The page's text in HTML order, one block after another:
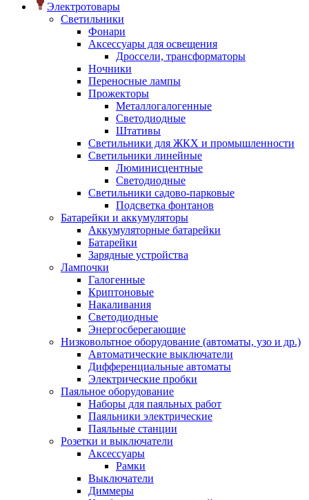
Электротовары
Светильники
Фонари
Аксессуары для освещения
Дроссели, трансформаторы
Ночники
Переносные лампы
Прожекторы
Металлогалогенные
Светодиодные
Штативы
Светильники для ЖКХ и промышленности
Светильники линейные
Люминисцентные
Светодиодные
Светильники садово-парковые
Подсветка фонтанов
Батарейки и аккумуляторы
Аккумуляторные батарейки
Батарейки
Зарядные устройства
Лампочки
Галогенные
Криптоновые
Накаливания
Светодиодные
Энергосберегающие
Низковольтное оборудование (автоматы, узо и др.)
Автоматические выключатели
Дифференциальные автоматы
Электрические пробки
Паяльное оборудование
Наборы для паяльных работ
Паяльники электрические
Паяльные станции
Розетки и выключатели
Аксессуары
Рамки
Выключатели
Диммеры